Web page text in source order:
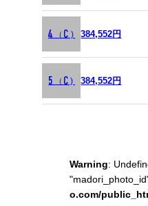
4（C) 384,552円
5（C) 384,552円
Warning:
o.com/